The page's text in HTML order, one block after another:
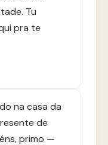
Tu
pra te
na casa da
de
primo —